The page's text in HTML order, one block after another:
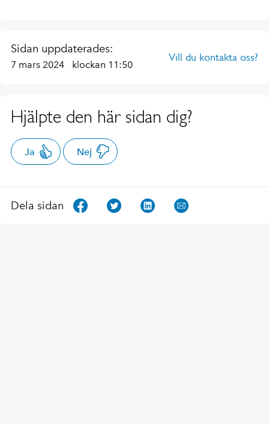
Sidan uppdaterades:
7 mars 2024 klockan 11:50
Vill du kontakta oss?
Hjälpte den här sidan dig?
Ja Nej
Dela sidan